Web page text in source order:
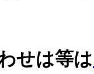
せは等は